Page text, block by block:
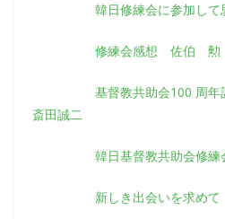
韓日修練会に参加し
修練会感想 佐伯 勲
基督教共助会100 周
斎田誠二
韓日基督教共助会修
新しき出会いを求め